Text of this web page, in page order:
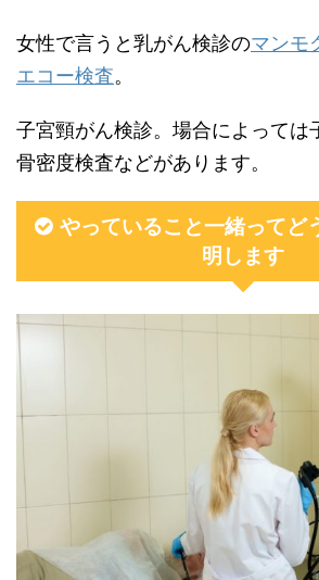
女性で言うと乳がん検診のマンモ
エコー検査。
子宮頸がん検診。場合によっては
骨密度検査などがあります。
やっていること一緒ってど
明します